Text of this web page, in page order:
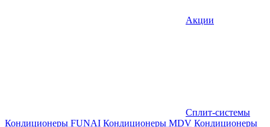
Акции
Сплит-системы
Кондиционеры FUNAI Кондиционеры MDV Кондиционеры